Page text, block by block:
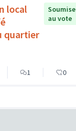
local
quartier
Soumise
au vote
1 0